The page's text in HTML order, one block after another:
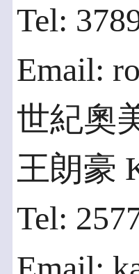
Tel:
Email:
世紀奧
王朗豪
Tel: